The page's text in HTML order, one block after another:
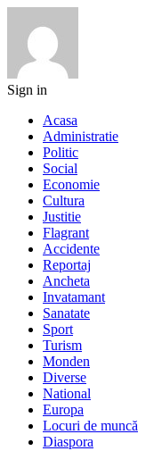
Sign in
Acasa
Administratie
Politic
Social
Economie
Cultura
Justitie
Flagrant
Accidente
Reportaj
Ancheta
Invatamant
Sanatate
Sport
Turism
Monden
Diverse
National
Europa
Locuri de muncă
Diaspora